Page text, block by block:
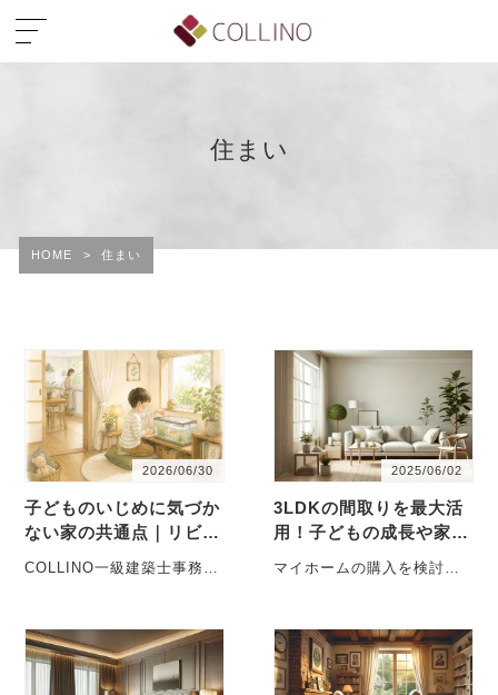
住まい
HOME > 住まい
2026/06/30
子どものいじめに気づか
ない家の共通点｜リビン
グで見える小さな異変～
ダイヤモンドオンライン
COLLINO一級建築士事務所
子ど・・・
2025/06/02
3LDKの間取りを最大活
用！子どもの成長や家族
構成の変化に対応する住
まい方ガイド
マイホームの購入を検討す
いますか？3L・・・